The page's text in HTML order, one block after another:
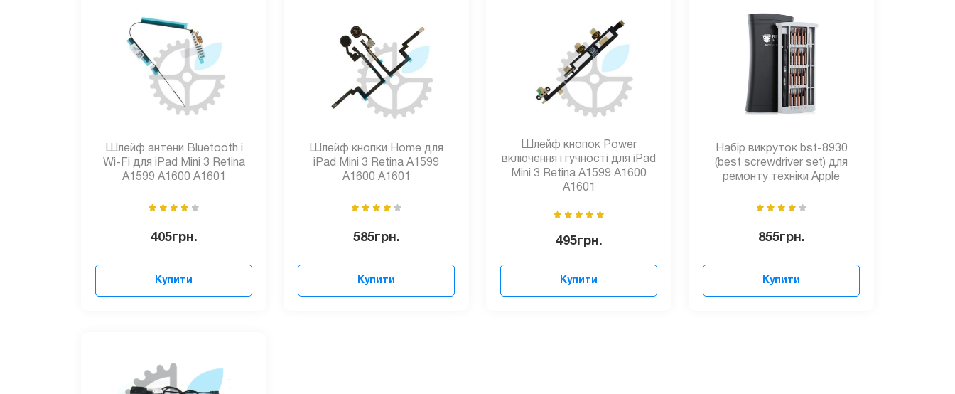
Шлейф антени Bluetooth і
Wi-Fi для iPad Mini 3 Retina
A1599 A1600 A1601
405грн.
Купити
Шлейф кнопки Home для
iPad Mini 3 Retina A1599
A1600 A1601
585грн.
Купити
Шлейф кнопок Power
включення і гучності для iPad
Mini 3 Retina A1599 A1600
A1601
495грн.
Купити
Набір викруток bst-8930
(best screwdriver set) для
ремонту техніки Apple
855грн.
Купити